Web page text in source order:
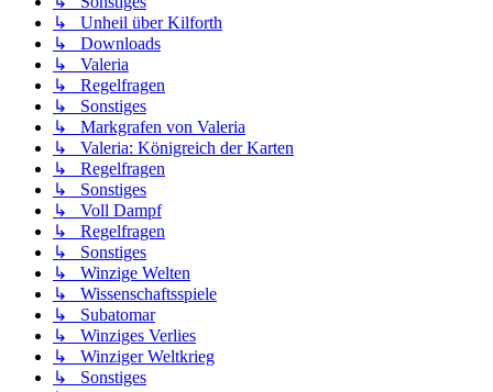
↳ Unheil über Kilforth
↳ Downloads
↳ Valeria
↳ Regelfragen
↳ Sonstiges
↳ Markgrafen von Valeria
↳ Valeria: Königreich der Karten
↳ Regelfragen
↳ Sonstiges
↳ Voll Dampf
↳ Regelfragen
↳ Sonstiges
↳ Winzige Welten
↳ Wissenschaftsspiele
↳ Subatomar
↳ Winziges Verlies
↳ Winziger Weltkrieg
↳ Sonstiges